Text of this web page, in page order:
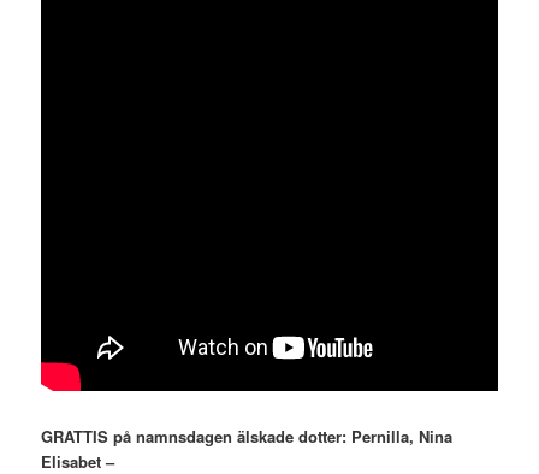
GRATTIS på namnsdagen älskade dotter: Pernilla, Nina
Elisabet –